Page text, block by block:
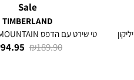
Sale
TIMBERLAND
טי שירט עם הדפס MOUNTAIN ולוגו לגברים
מחיר
94.95 ₪
מחיר
189.90 ₪